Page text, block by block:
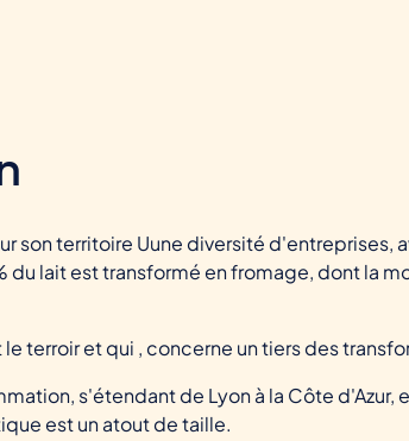
son territoire Uune diversité d'entreprises,
lait est transformé en fromage, dont la
terroir et qui , concerne un tiers des
s'étendant de Lyon à la Côte
est un atout de taille.